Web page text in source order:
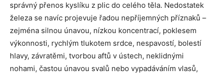
správný přenos kyslíku z plic do celého těla. Nedostatek
železa se navíc projevuje řadou nepříjemných příznaků –
zejména silnou únavou, nízkou koncentrací, poklesem
výkonnosti, rychlým tlukotem srdce, nespavostí, bolestí
hlavy, závratěmi, tvorbou aftů v ústech, neklidnými
nohami, častou únavou svalů nebo vypadáváním vlasů,